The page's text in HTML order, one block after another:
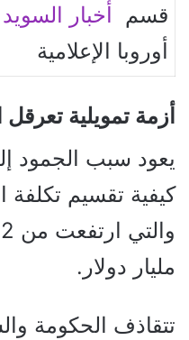
قسم
أخبار السويد
أوروبا الإعلامية
أزمة تمويلية تعرقل
يعود سبب الجمود
كيفية تقسيم تكلفة
مليار دولار.
تتقاذف الحكومة